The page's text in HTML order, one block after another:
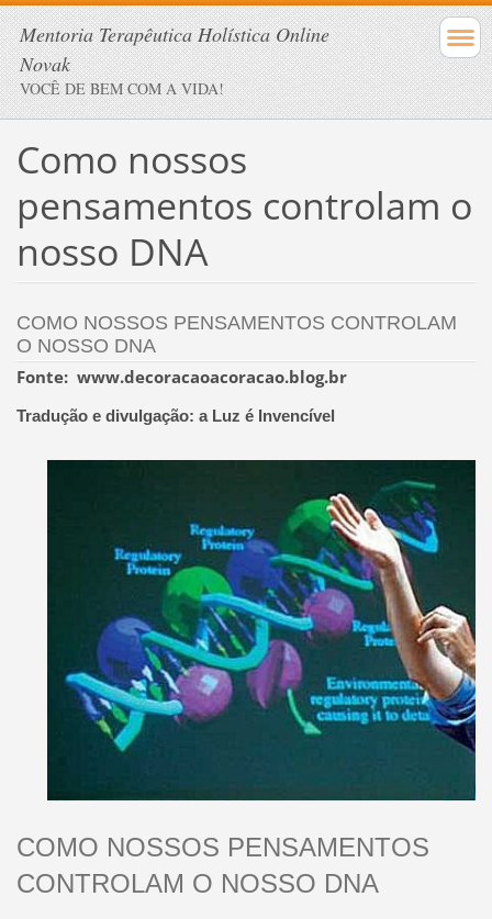
Mentoria Terapêutica Holística Online
Novak
VOCÊ DE BEM COM A VIDA!
Como nossos
pensamentos controlam o
nosso DNA
COMO NOSSOS PENSAMENTOS CONTROLAM
O NOSSO DNA
Fonte: www.decoracaoacoracao.blog.br
Tradução e divulgação: a Luz é Invencível
COMO NOSSOS PENSAMENTOS
CONTROLAM O NOSSO DNA